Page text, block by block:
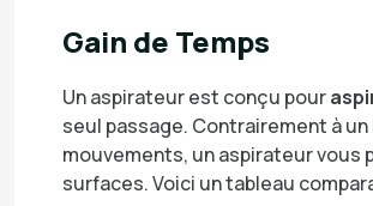
Gain de Temps
Un aspirateur est conçu pour
seul passage. Contrairement à
mouvements, un aspirateur
surfaces. Voici un tableau